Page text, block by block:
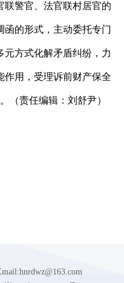
联警官、法官联村居官的
函的形式，主动委托专门
元方式化解矛盾纠纷，力
作用，受理诉前财产保全
（责任编辑：刘舒尹）